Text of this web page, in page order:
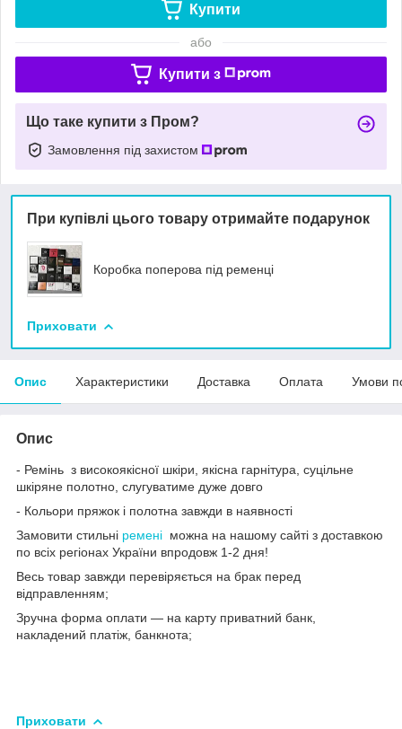
Купити
або
Купити з
Що таке купити з Пром?
Замовлення під захистом
При купівлі цього товару отримайте подарунок
Коробка поперова під ременці
Приховати
Опис Характеристики Доставка Оплата Умови
Опис
- Ремінь з високоякісної шкіри, якісна гарнітура, суцільне
шкіряне полотно, слугуватиме дуже довго
- Кольори пряжок і полотна завжди в наявності
Замовити стильні ремені можна на нашому сайті з доставкою
по всіх регіонах України впродовж 1-2 дня!
Весь товар завжди перевіряється на брак перед
відправленням;
Зручна форма оплати — на карту приватний банк,
накладений платіж, банкнота;
Приховати